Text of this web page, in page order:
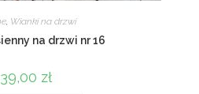
, Wianki na drzwi
na drzwi nr 16
zł